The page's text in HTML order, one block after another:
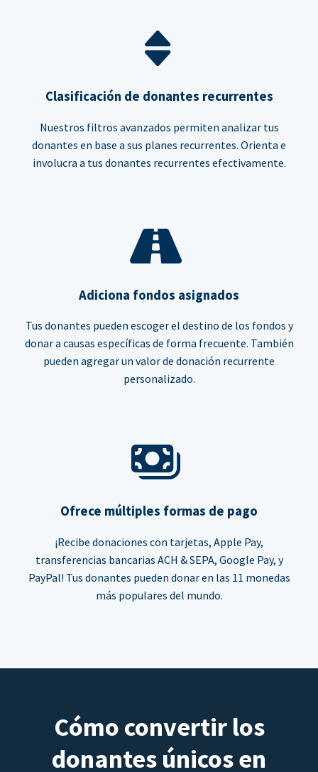
Clasificación de donantes recurrentes
Nuestros filtros avanzados permiten analizar tus
donantes en base a sus planes recurrentes. Orienta e
involucra a tus donantes recurrentes efectivamente.
Adiciona fondos asignados
Tus donantes pueden escoger el destino de los fondos y
donar a causas específicas de forma frecuente. También
pueden agregar un valor de donación recurrente
personalizado.
Ofrece múltiples formas de pago
¡Recibe donaciones con tarjetas, Apple Pay,
transferencias bancarias ACH & SEPA, Google Pay, y
PayPal! Tus donantes pueden donar en las 11 monedas
más populares del mundo.
Cómo convertir los
donantes únicos en